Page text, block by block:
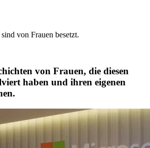
von Frauen besetzt.
von Frauen, die diesen
haben und ihren eigenen